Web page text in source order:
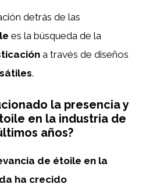
detrás de las
es la búsqueda de la
a través de diseños
.
la presencia y
en la industria de
años?
de étoile en la
ha crecido